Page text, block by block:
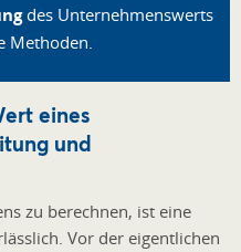
des Unternehmenswerts
Methoden.
eines
und
zu berechnen, ist eine
Vor der eigentlichen